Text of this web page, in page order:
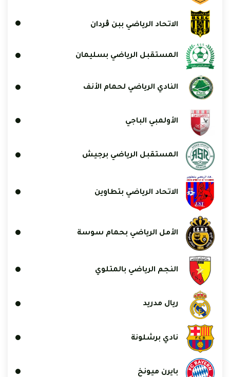
الاتحاد الرياضي ببن ڨردان
المستقبل الرياضي بسليمان
النادي الرياضي لحمام الأنف
الأولمبي الباجي
المستقبل الرياضي برجيش
الاتحاد الرياضي بتطاوين
الأمل الرياضي بحمام سوسة
النجم الرياضي بالمتلوي
ريال مدريد
نادي برشلونة
بايرن ميونخ